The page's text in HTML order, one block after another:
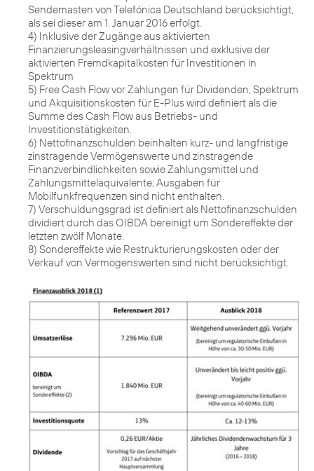
Sendemasten von Telefónica Deutschland berücksichtigt,
als sei dieser am 1. Januar 2016 erfolgt.
4) Inklusive der Zugänge aus aktivierten
Finanzierungsleasingverhältnissen und exklusive der
aktivierten Fremdkapitalkosten für Investitionen in
Spektrum
5) Free Cash Flow vor Zahlungen für Dividenden, Spektrum
und Akquisitionskosten für E-Plus wird definiert als die
Summe des Cash Flow aus Betriebs- und
Investitionstätigkeiten.
6) Nettofinanzschulden beinhalten kurz- und langfristige
zinstragende Vermögenswerte und zinstragende
Finanzverbindlichkeiten sowie Zahlungsmittel und
Zahlungsmitteläquivalente; Ausgaben für
Mobilfunkfrequenzen sind nicht enthalten.
7) Verschuldungsgrad ist definiert als Nettofinanzschulden
dividiert durch das OIBDA bereinigt um Sondereffekte der
letzten zwölf Monate.
8) Sondereffekte wie Restrukturierungskosten oder der
Verkauf von Vermögenswerten sind nicht berücksichtigt.